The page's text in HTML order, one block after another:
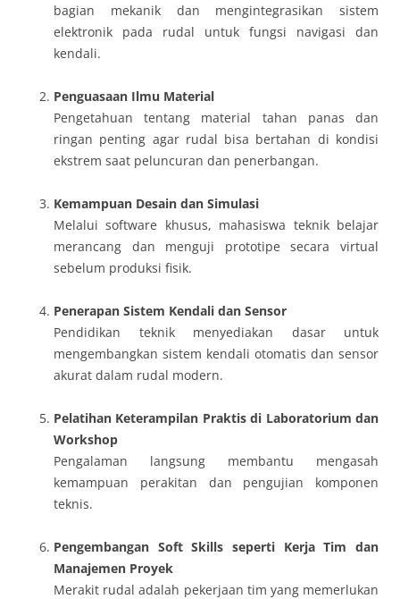
bagian mekanik dan mengintegrasikan sistem
elektronik pada rudal untuk fungsi navigasi dan
kendali.
Penguasaan Ilmu Material
Pengetahuan tentang material tahan panas dan
ringan penting agar rudal bisa bertahan di kondisi
ekstrem saat peluncuran dan penerbangan.
Kemampuan Desain dan Simulasi
Melalui software khusus, mahasiswa teknik belajar
merancang dan menguji prototipe secara virtual
sebelum produksi fisik.
Penerapan Sistem Kendali dan Sensor
Pendidikan teknik menyediakan dasar untuk
mengembangkan sistem kendali otomatis dan sensor
akurat dalam rudal modern.
Pelatihan Keterampilan Praktis di Laboratorium dan
Workshop
Pengalaman langsung membantu mengasah
kemampuan perakitan dan pengujian komponen
teknis.
Pengembangan Soft Skills seperti Kerja Tim dan
Manajemen Proyek
Merakit rudal adalah pekerjaan tim yang memerlukan